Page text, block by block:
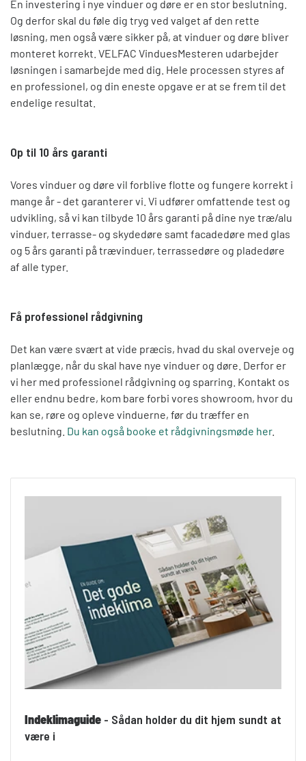
En investering i nye vinduer og døre er en stor beslutning.
Og derfor skal du føle dig tryg ved valget af den rette
løsning, men også være sikker på, at vinduer og døre bliver
monteret korrekt. VELFAC VinduesMesteren udarbejder
løsningen i samarbejde med dig. Hele processen styres af
en professionel, og din eneste opgave er at se frem til det
endelige resultat.
Op til 10 års garanti
Vores vinduer og døre vil forblive flotte og fungere korrekt i
mange år - det garanterer vi. Vi udfører omfattende test og
udvikling, så vi kan tilbyde 10 års garanti på dine nye træ/alu
vinduer, terrasse- og skydedøre samt facadedøre med glas
og 5 års garanti på trævinduer, terrassedøre og pladedøre
af alle typer.
Få professionel rådgivning
Det kan være svært at vide præcis, hvad du skal overveje og
planlægge, når du skal have nye vinduer og døre. Derfor er
vi her med professionel rådgivning og sparring. Kontakt os
eller endnu bedre, kom bare forbi vores showroom, hvor du
kan se, røre og opleve vinduerne, før du træffer en
beslutning. Du kan også booke et rådgivningsmøde her.
Indeklimaguide - Sådan holder du dit hjem sundt at
være i